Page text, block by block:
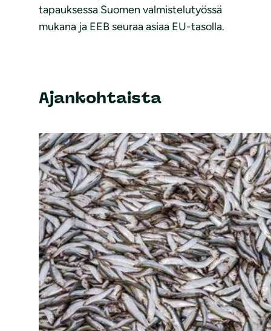
tapauksessa Suomen valmistelutyössä
mukana ja EEB seuraa asiaa EU-tasolla.
Ajankohtaista